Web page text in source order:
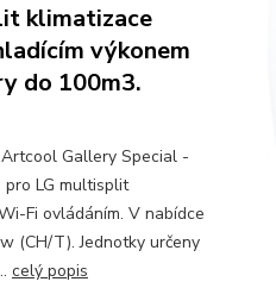
klimatizace
výkonem
do 100m3.
Gallery Special -
LG multisplit
Fi ovládáním. V nabídce
(CH/T). Jednotky určeny
celý popis